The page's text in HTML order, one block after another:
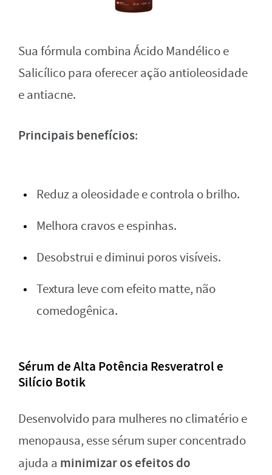
Sua fórmula combina Ácido Mandélico e
Salicílico para oferecer ação antioleosidade
e antiacne.
Principais benefícios:
Reduz a oleosidade e controla o brilho.
Melhora cravos e espinhas.
Desobstrui e diminui poros visíveis.
Textura leve com efeito matte, não
comedogênica.
Sérum de Alta Potência Resveratrol e
Silício Botik
Desenvolvido para mulheres no climatério e
menopausa, esse sérum super concentrado
ajuda a minimizar os efeitos do